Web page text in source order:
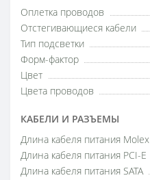
Оплетка проводов
Отстегивающиеся кабели
Тип подсветки
Форм-фактор
Цвет
Цвета проводов
КАБЕЛИ И РАЗЪЕМЫ
Длина кабеля питания Molex
Длина кабеля питания PCI-E
Длина кабеля питания SATA